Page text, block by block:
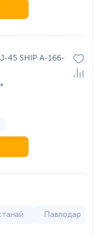
45 SHIP A-166-
Павлодар